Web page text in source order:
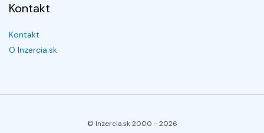
Kontakt
Kontakt
O Inzercia.sk
© Inzercia.sk 2000 -2026